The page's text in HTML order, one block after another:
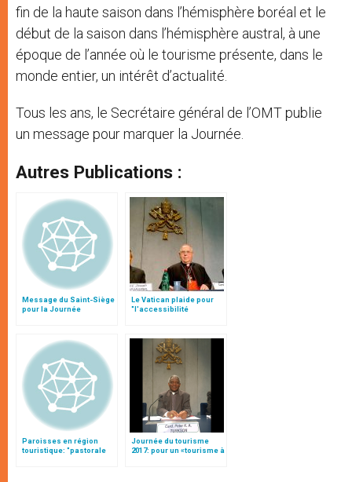
fin de la haute saison dans l’hémisphère boréal et le
début de la saison dans l’hémisphère austral, à une
époque de l’année où le tourisme présente, dans le
monde entier, un intérêt d’actualité.
Tous les ans, le Secrétaire général de l’OMT publie
un message pour marquer la Journée.
Autres Publications :
Message du Saint-Siège
pour la Journée
Le Vatican plaide pour
"l'accessibilité
Paroisses en région
touristique: "pastorale
Journée du tourisme
2017: pour un «tourisme à